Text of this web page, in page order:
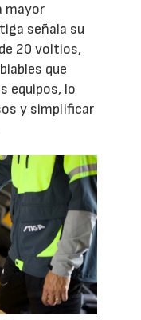
mayor
señala su
20 voltios,
que
equipos, lo
y simplificar